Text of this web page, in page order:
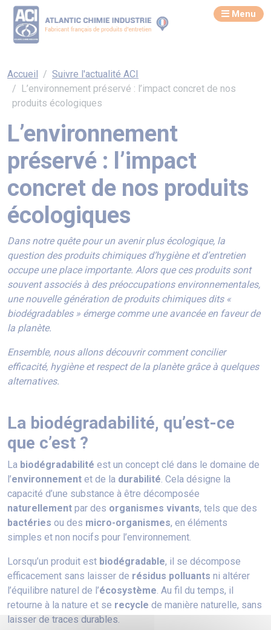
Menu
Accueil
Suivre l'actualité ACI
L’environnement préservé : l’impact concret de nos
produits écologiques
L’environnement
préservé : l’impact
concret de nos produits
écologiques
Dans notre quête pour un avenir plus écologique, la
question des produits chimiques d’hygiène et d’entretien
occupe une place importante. Alors que ces produits sont
souvent associés à des préoccupations environnementales,
une nouvelle génération de produits chimiques dits «
biodégradables » émerge comme une avancée en faveur de
la planète.
Ensemble, nous allons découvrir comment concilier
efficacité, hygiène et respect de la planète grâce à quelques
alternatives.
La biodégradabilité, qu’est-ce
que c’est ?
La biodégradabilité est un concept clé dans le domaine de
l’environnement et de la durabilité. Cela désigne la
capacité d’une substance à être décomposée
naturellement par des organismes vivants, tels que des
bactéries ou des micro-organismes, en éléments
simples et non nocifs pour l’environnement.
Lorsqu’un produit est biodégradable, il se décompose
efficacement sans laisser de résidus polluants ni altérer
l’équilibre naturel de l’écosystème. Au fil du temps, il
retourne à la nature et se recycle de manière naturelle, sans
laisser de traces durables.